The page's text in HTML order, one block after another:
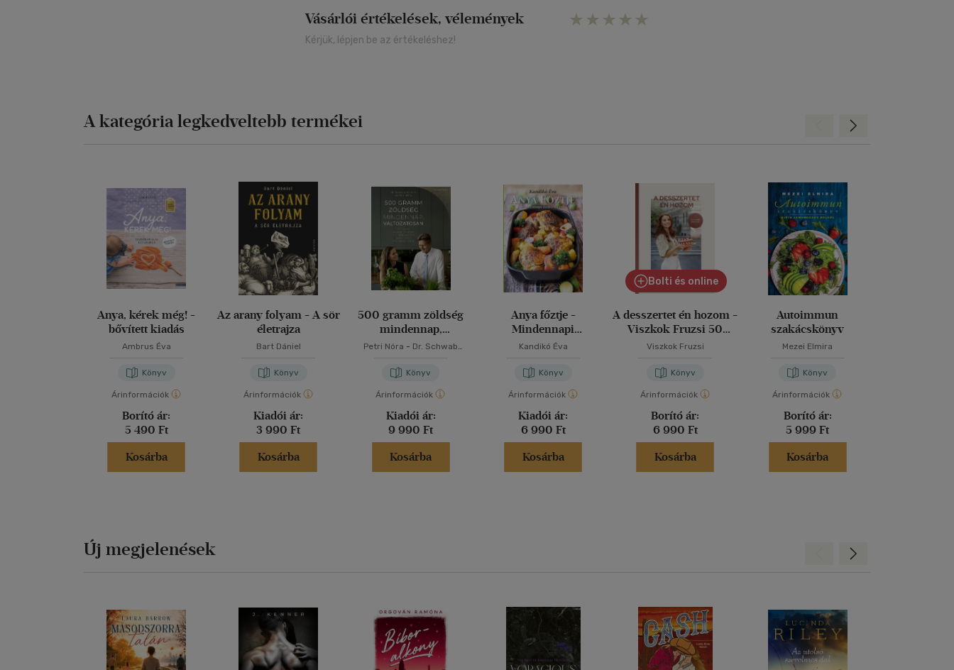
Vásárlói értékelések, vélemények
Kérjük, lépjen be az értékeléshez!
A kategória legkedveltebb termékei
Anya, kérek még! -
bővített kiadás
Ambrus Éva
Könyv
Árinformációk
Borító ár:
5 490 Ft
Kosárba
Az arany folyam - A sör
életrajza
Bart Dániel
Könyv
Árinformációk
Kiadói ár:
3 990 Ft
Kosárba
500 gramm zöldség
mindennap,
változatosan
Petri Nóra - Dr. Schwab
Könyv
Árinformációk
Kiadói ár:
9 990 Ft
Kosárba
Anya főztje -
Mindennapi
kedvenceink
Kandikó Éva
Könyv
Árinformációk
Kiadói ár:
6 990 Ft
Kosárba
Bolti és online
A desszertet én hozom -
Viszkok Fruzsi 50
receptje
Viszkok Fruzsi
Könyv
Árinformációk
Borító ár:
6 990 Ft
Kosárba
Autoimmun
szakácskönyv
Mezei Elmira
Könyv
Árinformációk
Borító ár:
5 999 Ft
Kosárba
Előre
Új megjelenések Előre